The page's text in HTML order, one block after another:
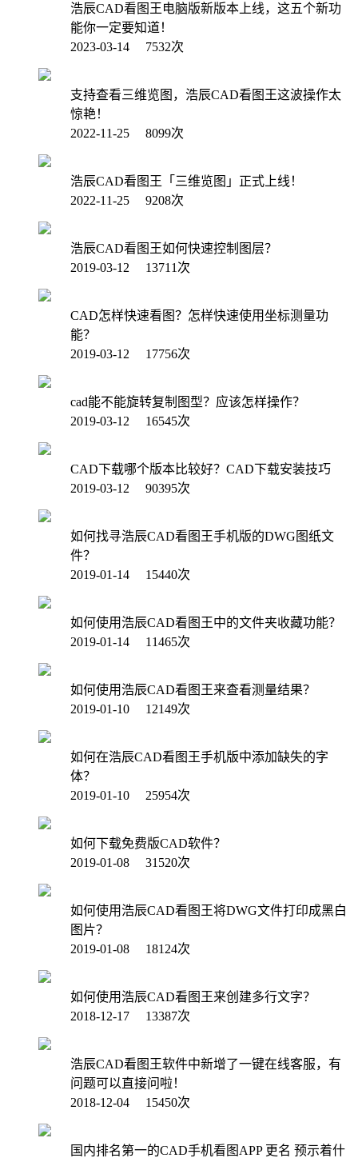
浩辰CAD看图王电脑版新版本上线，这五个新功
能你一定要知道！
2023-03-14 7532次
支持查看三维览图，浩辰CAD看图王这波操作太
惊艳！
2022-11-25 8099次
浩辰CAD看图王「三维览图」正式上线！
2022-11-25 9208次
浩辰CAD看图王如何快速控制图层？
2019-03-12 13711次
CAD怎样快速看图？怎样快速使用坐标测量功
能？
2019-03-12 17756次
cad能不能旋转复制图型？应该怎样操作？
2019-03-12 16545次
CAD下载哪个版本比较好？CAD下载安装技巧
2019-03-12 90395次
如何找寻浩辰CAD看图王手机版的DWG图纸文
件？
2019-01-14 15440次
如何使用浩辰CAD看图王中的文件夹收藏功能？
2019-01-14 11465次
如何使用浩辰CAD看图王来查看测量结果？
2019-01-10 12149次
如何在浩辰CAD看图王手机版中添加缺失的字
体？
2019-01-10 25954次
如何下载免费版CAD软件？
2019-01-08 31520次
如何使用浩辰CAD看图王将DWG文件打印成黑白
图片？
2019-01-08 18124次
如何使用浩辰CAD看图王来创建多行文字？
2018-12-17 13387次
浩辰CAD看图王软件中新增了一键在线客服，有
问题可以直接问啦！
2018-12-04 15450次
国内排名第一的CAD手机看图APP 更名 预示着什